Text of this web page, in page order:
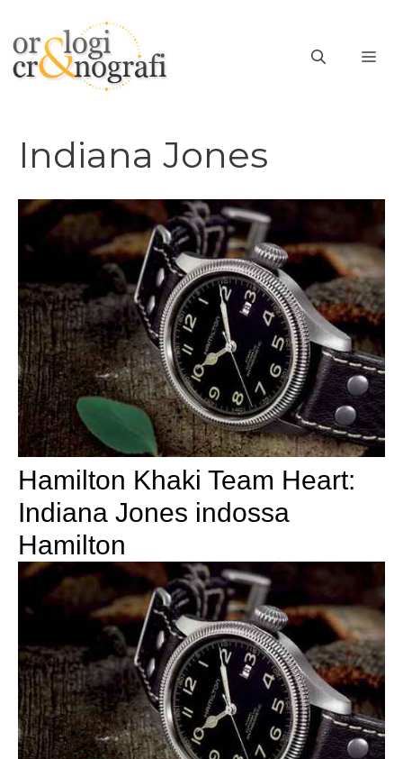
contenuto
Indiana Jones
Hamilton Khaki Team Heart:
Indiana Jones indossa
Hamilton